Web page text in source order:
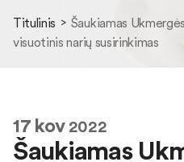
Titulinis
Šaukiamas
visuotinis narių susirinkimas
17kov2022
Šaukiamas